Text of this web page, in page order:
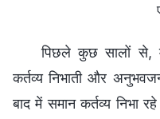
पिछले कुछ सालों से,
कर्तव्य निभाती और
बाद में समान कर्तव्य निभा